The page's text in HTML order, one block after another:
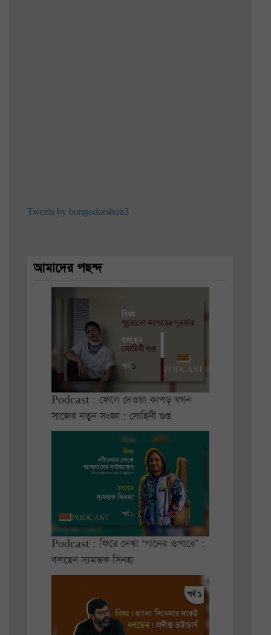
Tweets by bongodorshon3
আমাদের পছন্দ
Podcast : ফেলে দেওয়া কাপড় যখন
সাজের নতুন সংজ্ঞা : সোহিনী গুপ্ত
Podcast : ফিরে দেখা ‘গানের ওপারে’ :
বলছেন স্যমন্তক সিনহা